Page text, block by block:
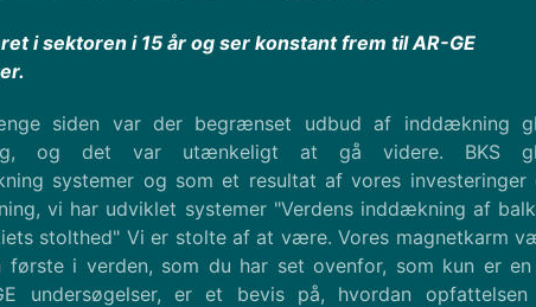
i sektoren i 15 år og ser konstant frem til AR-GE
siden var der begrænset udbud af inddækning
og det var utænkeligt at gå videre. BKS
systemer og som et resultat af vores investeringer
vi har udviklet systemer "Verdens inddækning af
stolthed" Vi er stolte af at være. Vores magnetkarm
første i verden, som du har set ovenfor, som kun er
undersøgelser, er et bevis på, hvordan